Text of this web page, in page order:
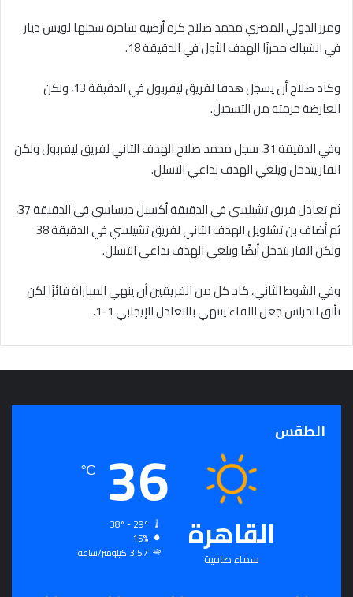
ومرر الدولي المصري محمد صلاح كرة أرضية ساحرة سجلها لويس دياز
في الشباك محرزًا الهدف الأول في الدقيقة 18.
وكاد صلاح أن يسجل هدفا لفريق ليفربول في الدقيقة 13، ولكن
العارضة حرمته من التسجيل.
وفي الدقيقة 31، سجل محمد صلاح الهدف الثاني لفريق ليفربول ولكن
الفار يتدخل ويلغي الهدف بداعي التسلل.
ثم تعادل فريق تشيلسي في الدقيقة أكسيل ديساسي في الدقيقة 37،
ثم أضاف بن تشلويل الهدف الثاني لفريق تشيلسي في الدقيقة 38
ولكن الفار يتدخل أيضًا ويلغي الهدف بداعي التسلل.
وفي الشوط الثاني، كاد كل من الفريقين أن ينهي المباراة فائزًا لكن
تألق الحراس جعل اللقاء ينتهي بالتعادل الإيجابي 1-1.
الطقس
القاهرة
سماء صافية
36
℃
15%
3.57 كيلومتر/ساعة